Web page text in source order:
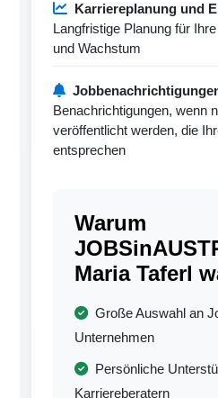
Karriereplanung und
Langfristige Planung für
und Wachstum
Benachrichtigungen, wenn
veröffentlicht werden, die
entsprechen
Warum
Maria Taferl
Große Auswahl an
Unternehmen
Persönliche
Karriereberatern